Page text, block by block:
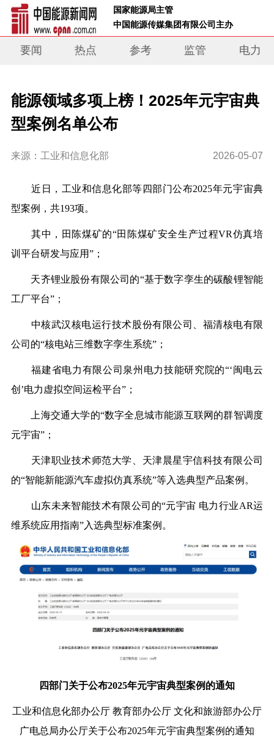
国家能源局主管
中国能源传媒集团有限公司主办
要闻 热点 参考 监管 电力
能源领域多项上榜！2025年元宇宙典
型案例名单公布
来源：工业和信息化部 2026-05-07
近日，工业和信息化部等四部门公布2025年元宇宙典
型案例，共193项。
其中，田陈煤矿的“田陈煤矿安全生产过程VR仿真培
训平台研发与应用”；
天齐锂业股份有限公司的“基于数字孪生的碳酸锂智能
工厂平台”；
中核武汉核电运行技术股份有限公司、福清核电有限
公司的“核电站三维数字孪生系统”；
福建省电力有限公司泉州电力技能研究院的“‘闽电云
创’电力虚拟空间运检平台”；
上海交通大学的“数字全息城市能源互联网的群智调度
元宇宙”；
天津职业技术师范大学、天津晨星宇信科技有限公司
的“智能新能源汽车虚拟仿真系统”等入选典型产品案例。
山东未来智能技术有限公司的“元宇宙 电力行业AR运
维系统应用指南”入选典型标准案例。
四部门关于公布2025年元宇宙典型案例的通知
工业和信息化部办公厅 教育部办公厅 文化和旅游部办公厅
广电总局办公厅关于公布2025年元宇宙典型案例的通知